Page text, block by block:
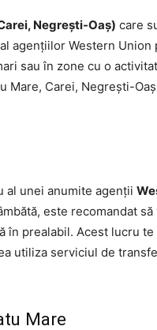
Negrești-Oaș) care
agențiilor Western Union
sau în zone cu o
Mare, Carei, Negrești-
al unei anumite agenții
este recomandat
în prealabil. Acest lucru te
utiliza serviciul de
Mare